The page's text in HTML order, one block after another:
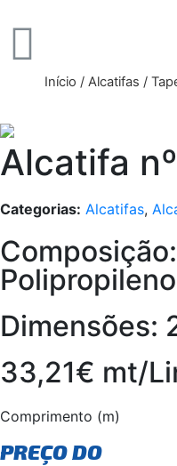
Início / Alcatifas /
Alcatifa
Categorias: Alcatifas,
Polipropileno
Dimensões:
33,21€ mt/
Comprimento (m)
PREÇO DO